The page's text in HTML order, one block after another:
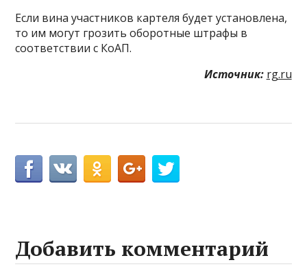
Если вина участников картеля будет установлена,
то им могут грозить оборотные штрафы в
соответствии с КоАП.
Источник: rg.ru
Добавить комментарий